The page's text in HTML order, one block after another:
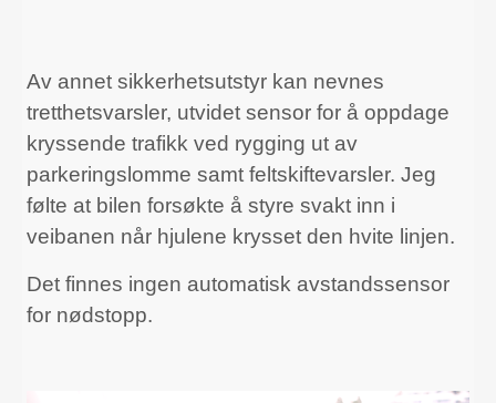
Av annet sikkerhetsutstyr kan nevnes
tretthetsvarsler, utvidet sensor for å oppdage
kryssende trafikk ved rygging ut av
parkeringslomme samt feltskiftevarsler. Jeg
følte at bilen forsøkte å styre svakt inn i
veibanen når hjulene krysset den hvite linjen.
Det finnes ingen automatisk avstandssensor
for nødstopp.